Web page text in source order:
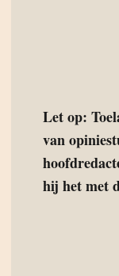
Let op:
van
hij het met